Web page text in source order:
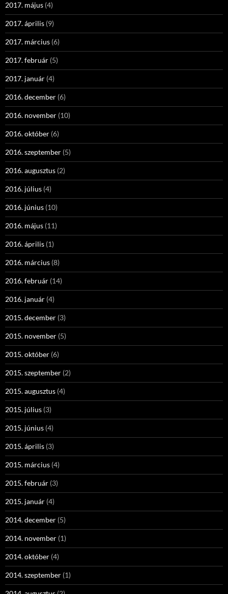
2017. május (4)
2017. április (9)
2017. március (6)
2017. február (5)
2017. január (4)
2016. december (6)
2016. november (10)
2016. október (6)
2016. szeptember (5)
2016. augusztus (2)
2016. július (4)
2016. június (10)
2016. május (11)
2016. április (1)
2016. március (8)
2016. február (14)
2016. január (4)
2015. december (3)
2015. november (5)
2015. október (6)
2015. szeptember (2)
2015. augusztus (4)
2015. július (3)
2015. június (4)
2015. április (3)
2015. március (4)
2015. február (3)
2015. január (4)
2014. december (5)
2014. november (1)
2014. október (4)
2014. szeptember (1)